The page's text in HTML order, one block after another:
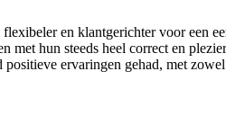
en klantgerichter voor een
met hun steeds heel correct en
ervaringen gehad, met